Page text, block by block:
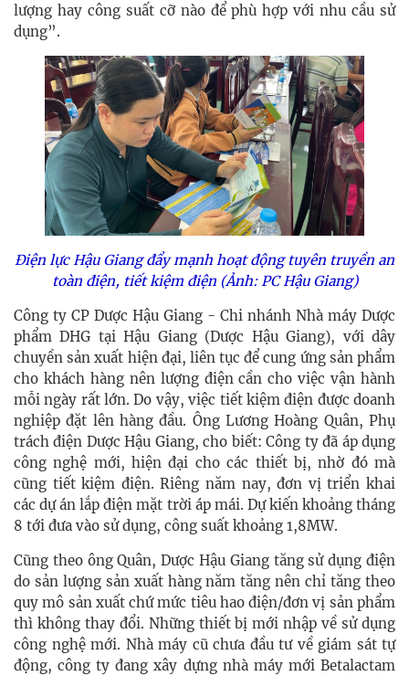
lượng hay công suất cỡ nào để phù hợp với nhu cầu sử
dụng”.
Điện lực Hậu Giang đẩy mạnh hoạt động tuyên truyền an
toàn điện, tiết kiệm điện (Ảnh: PC Hậu Giang)
Công ty CP Dược Hậu Giang - Chi nhánh Nhà máy Dược
phẩm DHG tại Hậu Giang (Dược Hậu Giang), với dây
chuyền sản xuất hiện đại, liên tục để cung ứng sản phẩm
cho khách hàng nên lượng điện cần cho việc vận hành
mỗi ngày rất lớn. Do vậy, việc tiết kiệm điện được doanh
nghiệp đặt lên hàng đầu. Ông Lương Hoàng Quân, Phụ
trách điện Dược Hậu Giang, cho biết: Công ty đã áp dụng
công nghệ mới, hiện đại cho các thiết bị, nhờ đó mà
cũng tiết kiệm điện. Riêng năm nay, đơn vị triển khai
các dự án lắp điện mặt trời áp mái. Dự kiến khoảng tháng
8 tới đưa vào sử dụng, công suất khoảng 1,8MW.
Cũng theo ông Quân, Dược Hậu Giang tăng sử dụng điện
do sản lượng sản xuất hàng năm tăng nên chỉ tăng theo
quy mô sản xuất chứ mức tiêu hao điện/đơn vị sản phẩm
thì không thay đổi. Những thiết bị mới nhập về sử dụng
công nghệ mới. Nhà máy cũ chưa đầu tư về giám sát tự
động, công ty đang xây dựng nhà máy mới Betalactam